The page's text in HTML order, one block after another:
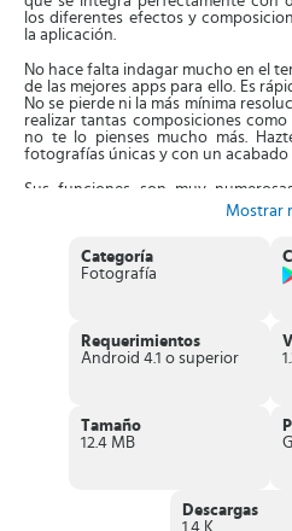
los diferentes efectos y
la aplicación.
No hace falta indagar mucho en el
de las mejores apps para ello. Es
No se pierde ni la más mínima
realizar tantas composiciones
no te lo pienses mucho más.
fotografías únicas y con un acabado
Sus funciones son muy
impresionante. Además, es muy
y mucho más. Todo lo que
composiciones de fotos, ya está a tu
hacer por ti
Podrás mezclar un total de 9
fotos según las personas.
Gracias a la integración con
Consulta rápidamente las
Mostrar
Categoría
Fotografía
Requerimientos
Android 4.1 o superior
Tamaño
12.4 MB
Descargas
1.4 K